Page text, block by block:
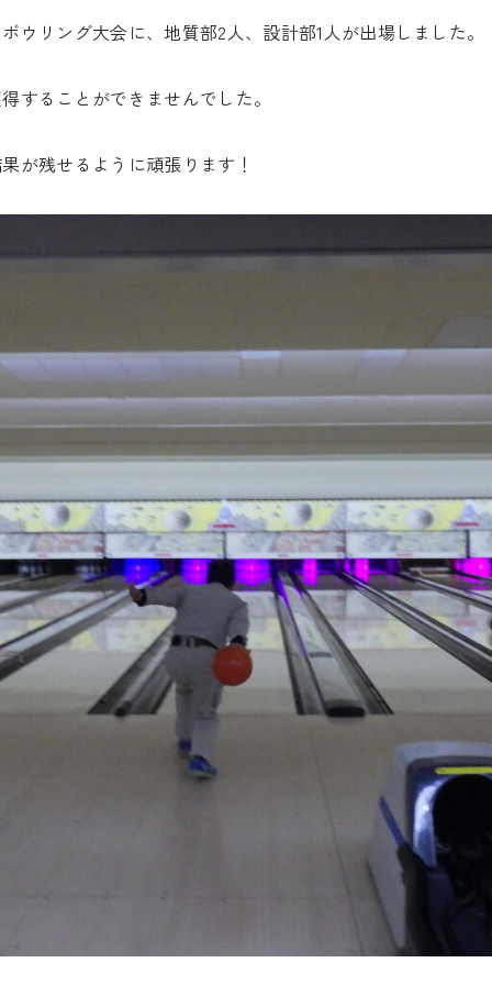
ウリング大会に、地質部2人、設計部1人が出場しました。
することができませんでした。
が残せるように頑張ります！